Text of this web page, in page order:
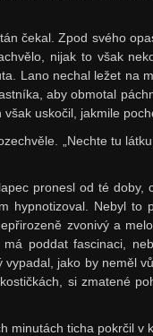
čekal. Zpod svého
nijak to však
Lano nechal ležet na
aby obmotal
uskočil, jakmile
„Nechte tu
pronesl od té doby,
hypnotizoval. Nebyl to
zvonivý a
poddat fascinaci,
jako by neměl
si zmatené
minutách ticha pokrčil v